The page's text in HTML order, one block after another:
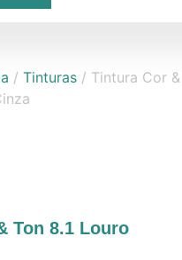
/ Tinturas / Tintura Cor
Ton 8.1 Louro